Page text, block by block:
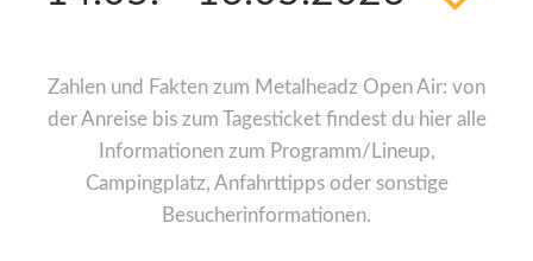
Zahlen und Fakten zum Metalheadz Open Air: von
der Anreise bis zum Tagesticket findest du hier alle
Informationen zum Programm/Lineup,
Campingplatz, Anfahrttipps oder sonstige
Besucherinformationen.